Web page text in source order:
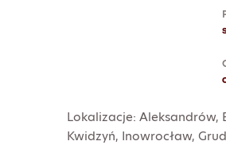
Lokalizacje: Aleksandrów,
Kwidzyń, Inowrocław,